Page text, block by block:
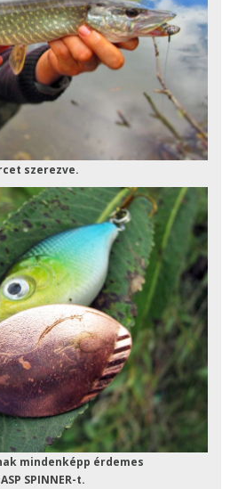
szerezve.
mindenképp érdemes
SPINNER-t.